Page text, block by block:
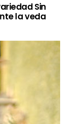
Sin
la veda